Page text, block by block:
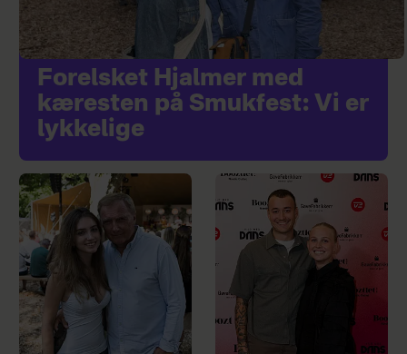
Forelsket Hjalmer med
kæresten på Smukfest: Vi er
lykkelige